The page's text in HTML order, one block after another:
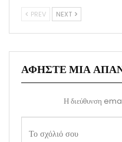
PREV NEXT
ΑΦΉΣΤΕ ΜΙΑ
Η διεύθυνση